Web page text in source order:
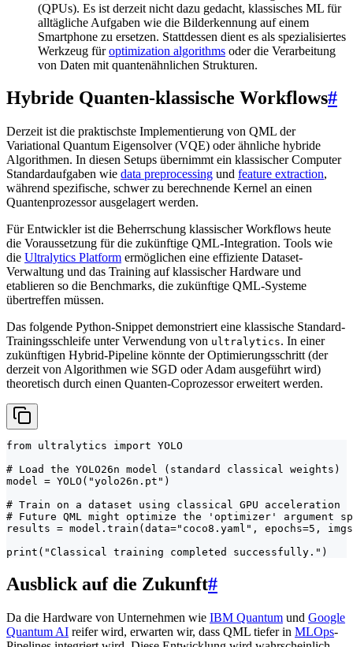
(QPUs). Es ist derzeit nicht dazu gedacht, klassisches ML für
alltägliche Aufgaben wie die Bilderkennung auf einem
Smartphone zu ersetzen. Stattdessen dient es als spezialisiertes
Werkzeug füroptimization algorithms oder die Verarbeitung
von Daten mit quantenähnlichen Strukturen.
Hybride Quanten-klassische Workflows#
Derzeit ist die praktischste Implementierung von QML der
Variational Quantum Eigensolver (VQE) oder ähnliche hybride
Algorithmen. In diesen Setups übernimmt ein klassischer Computer
Standardaufgaben wie data preprocessing und feature extraction,
während spezifische, schwer zu berechnende Kernel an einen
Quantenprozessor ausgelagert werden.
Für Entwickler ist die Beherrschung klassischer Workflows heute
die Voraussetzung für die zukünftige QML-Integration. Tools wie
die Ultralytics Platform ermöglichen eine effiziente Dataset-
Verwaltung und das Training auf klassischer Hardware und
etablieren so die Benchmarks, die zukünftige QML-Systeme
übertreffen müssen.
Das folgende Python-Snippet demonstriert eine klassische Standard-
Trainingsschleife unter Verwendung von ultralytics. In einer
zukünftigen Hybrid-Pipeline könnte der Optimierungsschritt (der
derzeit von Algorithmen wie SGD oder Adam ausgeführt wird)
theoretisch durch einen Quanten-Coprozessor erweitert werden.
from ultralytics import YOLO
# Load the YOLO26n model (standard classical weights)
model = YOLO("yolo26n.pt")
# Train on a dataset using classical GPU acceleration
# Future QML might optimize the 'optimizer' argument
results = model.train(data="coco8.yaml", epochs=5,
print("Classical training completed successfully.")
Ausblick auf die Zukunft#
Da die Hardware von Unternehmen wie IBM Quantum und Google
Quantum AI reifer wird, erwarten wir, dass QML tiefer in MLOps-